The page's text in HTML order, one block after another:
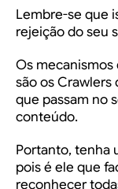
Lembre-se que
rejeição do seu
Os mecanismos
são os Crawlers
que passam no
conteúdo.
Portanto, tenha
pois é ele que
reconhecer